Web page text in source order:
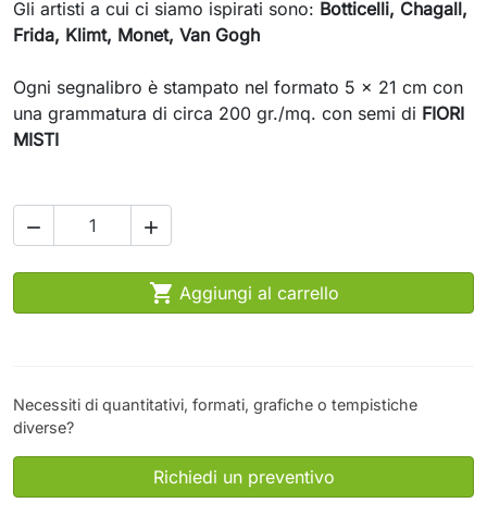
Gli artisti a cui ci siamo ispirati sono: Botticelli, Chagall,
Frida, Klimt, Monet, Van Gogh
Ogni segnalibro è stampato nel formato 5 x 21 cm con
una grammatura di circa 200 gr./mq. con semi di FIORI
MISTI
 
 Aggiungi al carrello
Necessiti di quantitativi, formati, grafiche o tempistiche
diverse?
Richiedi un preventivo